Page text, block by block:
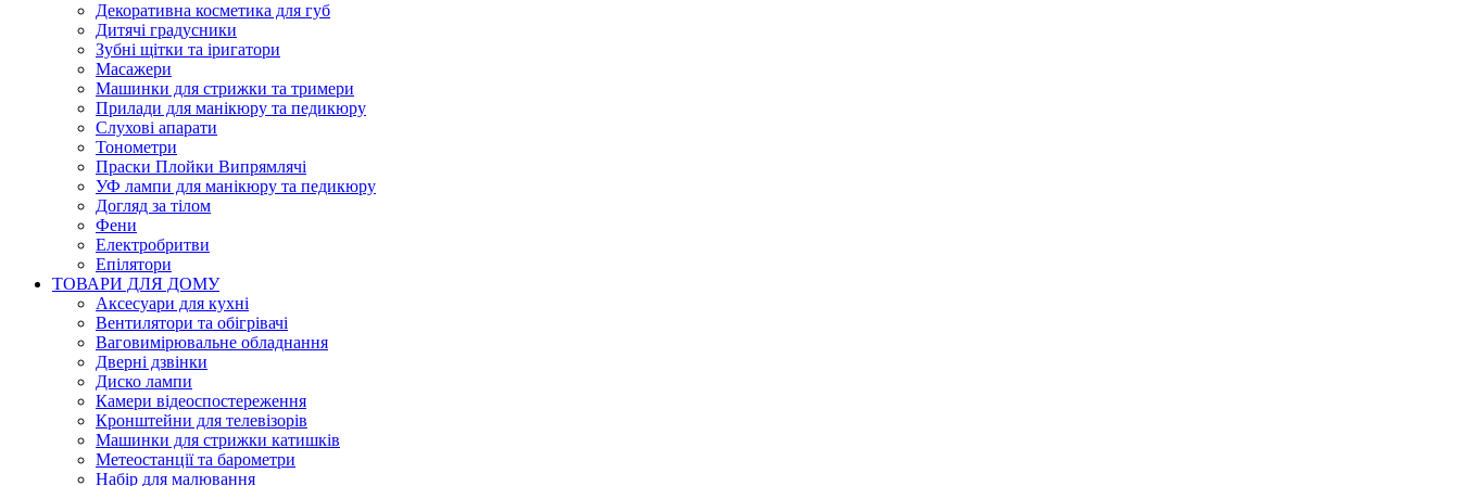
Декоративна косметика для губ
Дитячі градусники
Зубні щітки та іригатори
Масажери
Машинки для стрижки та тримери
Прилади для манікюру та педикюру
Слухові апарати
Тонометри
Праски Плойки Випрямлячі
УФ лампи для манікюру та педикюру
Догляд за тілом
Фени
Електробритви
Епілятори
ТОВАРИ ДЛЯ ДОМУ
Аксесуари для кухні
Вентилятори та обігрівачі
Ваговимірювальне обладнання
Дверні дзвінки
Диско лампи
Камери відеоспостереження
Кронштейни для телевізорів
Машинки для стрижки катишків
Метеостанції та барометри
Набір для малювання